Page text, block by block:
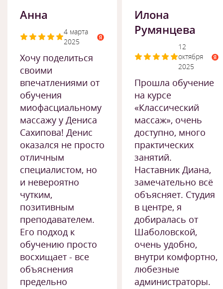
Анна
4 марта
2025
Хочу поделиться
своими
впечатлениями от
обучения
миофасциальному
массажу у Дениса
Сахипова! Денис
оказался не просто
отличным
специалистом, но
и невероятно
чутким,
позитивным
преподавателем.
Его подход к
обучению просто
восхищает - все
объяснения
предельно
Илона
Румянцева
12
октября
2025
Прошла обучение
на курсе
«Классический
массаж», очень
доступно, много
практических
занятий.
Наставник Диана,
замечательно всё
объясняет. Студия
в центре, я
добиралась от
Шаболовской,
очень удобно,
внутри комфортно,
любезные
администраторы.